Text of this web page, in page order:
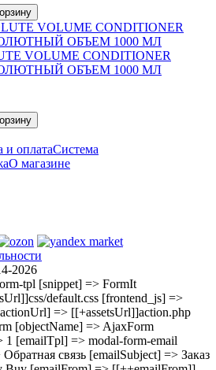
VOLUME CONDITIONER
ОБЪЕМ 1000 МЛ
и оплатаСистема
О магазине
2026
tpl [snippet] => FormIt
default.css [frontend_js] =>
=> [[+assetsUrl]]action.php
[objectName] => AjaxForm
1 [emailTpl] => modal-form-email
связь [emailSubject] => Заказ